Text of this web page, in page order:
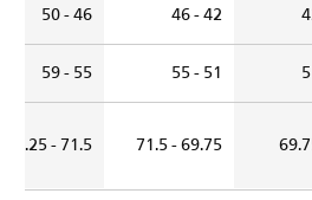
42 - 46
46 - 50
51 - 55
55 - 59
69.75 - 71.5
71.5 - 73.25